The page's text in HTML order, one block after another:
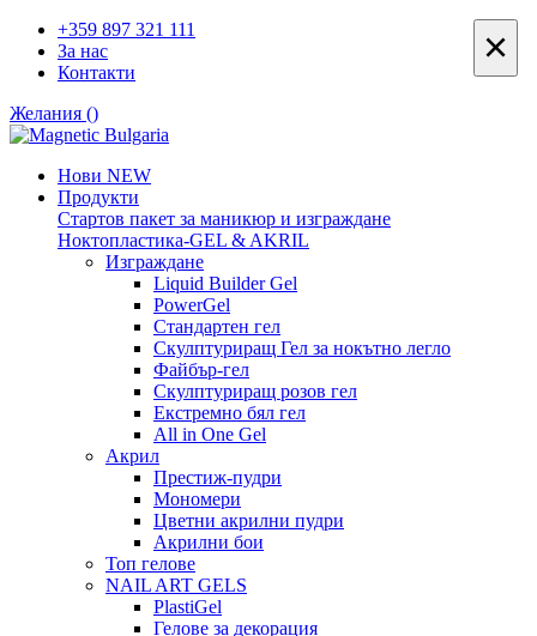
+359 897 321 111
За нас
Контакти
Желания ()
Нови NEW
Продукти
Стартов пакет за маникюр и изграждане
Ноктопластика-GEL & AKRIL
Изграждане
Liquid Builder Gel
PowerGel
Стандартен гел
Скулптуриращ Гел за нокътно легло
Файбър-гел
Скулптуриращ розов гел
Екстремно бял гел
All in One Gel
Акрил
Престиж-пудри
Мономери
Цветни акрилни пудри
Акрилни бои
Топ гелове
NAIL ART GELS
PlastiGel
Гелове за декорация
×